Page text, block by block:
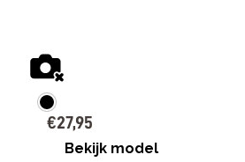
€27,95
Bekijk model